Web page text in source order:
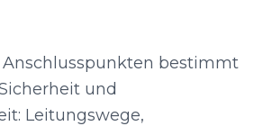
bestimmt
und
Leitungswege,